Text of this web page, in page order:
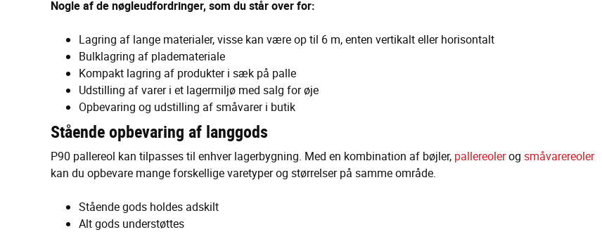
Nogle af de nøgleudfordringer, som du står over for:
Lagring af lange materialer, visse kan være op til 6 m, enten vertikalt eller horisontalt
Bulklagring af plademateriale
Kompakt lagring af produkter i sæk på palle
Udstilling af varer i et lagermiljø med salg for øje
Opbevaring og udstilling af småvarer i butik
Stående opbevaring af langgods
P90 pallereol kan tilpasses til enhver lagerbygning. Med en kombination af bøjler, pallereolerog småvarereoler
kan du opbevare mange forskellige varetyper og størrelser på samme område.
Stående gods holdes adskilt
Alt gods understøttes